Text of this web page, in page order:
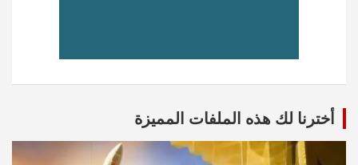
أخترنا لك هذه الملفات المميزة